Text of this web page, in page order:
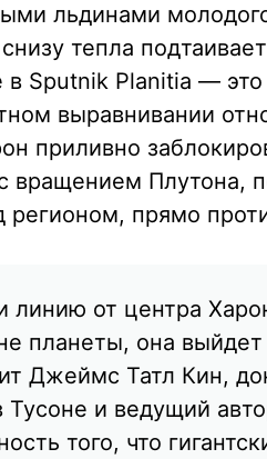
льдинами
тепла
Sputnik Planitia — это
выравнивании
приливно
вращением Плутона,
регионом, прямо
линию от центра
планеты, она
Джеймс Татл Кин,
Тусоне и ведущий
того, что